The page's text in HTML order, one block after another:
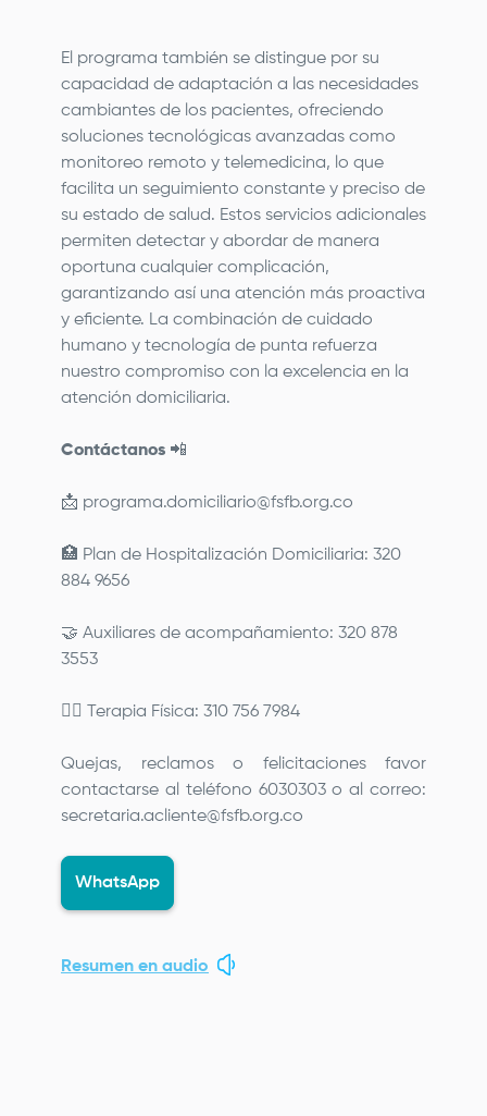
El programa también se distingue por su
capacidad de adaptación a las necesidades
cambiantes de los pacientes, ofreciendo
soluciones tecnológicas avanzadas como
monitoreo remoto y telemedicina, lo que
facilita un seguimiento constante y preciso de
su estado de salud. Estos servicios adicionales
permiten detectar y abordar de manera
oportuna cualquier complicación,
garantizando así una atención más proactiva
y eficiente. La combinación de cuidado
humano y tecnología de punta refuerza
nuestro compromiso con la excelencia en la
atención domiciliaria.
Contáctanos 📲
📩 programa.domiciliario@fsfb.org.co
🏥 Plan de Hospitalización Domiciliaria: 320
884 9656
🤝 Auxiliares de acompañamiento: 320 878
3553
🧘‍♂️ Terapia Física: 310 756 7984
Quejas, reclamos o felicitaciones favor
contactarse al teléfono 6030303 o al correo:
secretaria.acliente@fsfb.org.co
WhatsApp
Resumen en audio